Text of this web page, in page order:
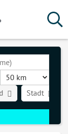
Stadt